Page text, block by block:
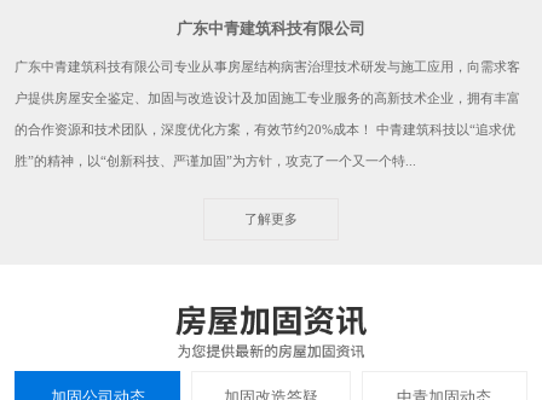
广东中青建筑科技有限公司
广东中青建筑科技有限公司专业从事房屋结构病害治理技术研发与施工应用，向需求客
户提供房屋安全鉴定、加固与改造设计及加固施工专业服务的高新技术企业，拥有丰富
的合作资源和技术团队，深度优化方案，有效节约20%成本！ 中青建筑科技以“追求优
胜”的精神，以“创新科技、严谨加固”为方针，攻克了一个又一个特...
了解更多